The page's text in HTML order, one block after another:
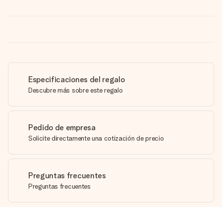
Especificaciones del regalo
Descubre más sobre este regalo
Pedido de empresa
Solicite directamente una cotización de precio
Preguntas frecuentes
Preguntas frecuentes